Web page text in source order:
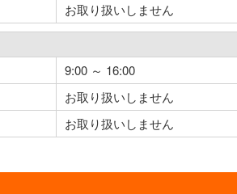
お取り扱いしません
9:00 ～ 16:00
お取り扱いしません
お取り扱いしません